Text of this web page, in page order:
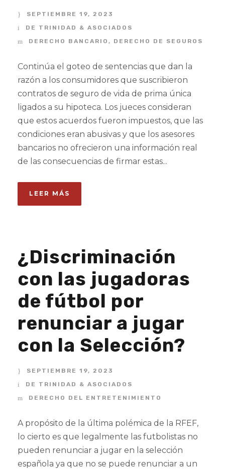
SEPTIEMBRE 19, 2023
DE TRINIDAD & ASOCIADOS
DERECHO BANCARIO , DERECHO DE SEGUROS
Continúa el goteo de sentencias que dan la
razón a los consumidores que suscribieron
contratos de seguro de vida de prima única
ligados a su hipoteca. Los jueces consideran
que estos acuerdos fueron impuestos, que las
condiciones eran abusivas y que los asesores
bancarios no ofrecieron una información real
de las consecuencias de firmar estas...
LEER MÁS
¿Discriminación
con las jugadoras
de fútbol por
renunciar a jugar
con la Selección?
SEPTIEMBRE 19, 2023
DE TRINIDAD & ASOCIADOS
DERECHO DEL ENTRETENIMIENTO
A propósito de la última polémica de la RFEF,
lo cierto es que legalmente las futbolistas no
pueden renunciar a jugar en la selección
española ya que no se puede renunciar a un